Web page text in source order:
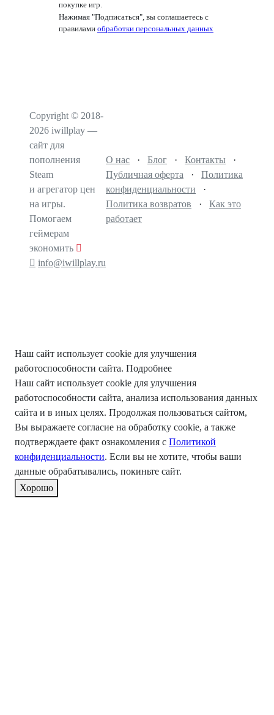
покупке игр.
Нажимая "Подписаться", вы соглашаетесь с
правилами обработки персональных данных
Copyright © 2018-
2026 iwillplay —
сайт для
пополнения
Steam
и агрегатор цен
на игры.
Помогаем
геймерам
экономить
info@iwillplay.ru
О нас · Блог · Контакты ·
Публичная оферта · Политика
конфиденциальности ·
Политика возвратов · Как это
работает
Наш сайт использует cookie для улучшения
работоспособности сайта. Подробнее
Наш сайт использует cookie для улучшения
работоспособности сайта, анализа использования данных
сайта и в иных целях. Продолжая пользоваться сайтом,
Вы выражаете согласие на обработку cookie, а также
подтверждаете факт ознакомления с Политикой
конфиденциальности. Если вы не хотите, чтобы ваши
данные обрабатывались, покиньте сайт.
Хорошо